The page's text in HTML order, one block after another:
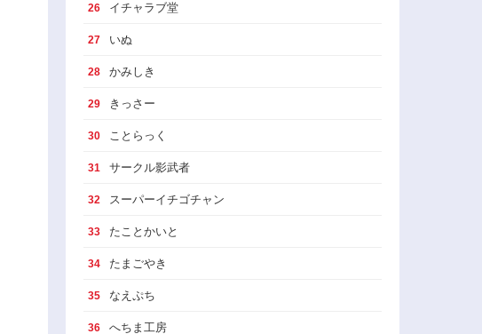
26 イチャラブ堂
27 いぬ
28 かみしき
29 きっさー
30 ことらっく
31 サークル影武者
32 スーパーイチゴチャン
33 たことかいと
34 たまごやき
35 なえぷち
36 へちま工房